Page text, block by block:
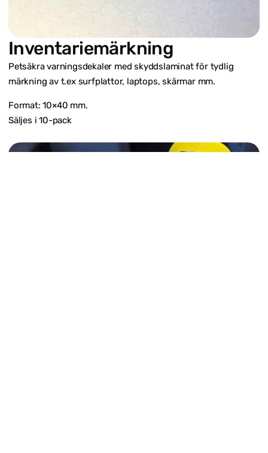
Inventariemärkning
Petsäkra varningsdekaler med skyddslaminat för tydlig
märkning av t.ex surfplattor, laptops, skärmar mm.
Format: 10×40 mm.
Säljes i 10-pack